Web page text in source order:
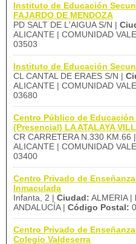
Instituto de Educación
FAJARDO DE MENDOZA
PD SALT DE L'AIGUA S/N |
ALICANTE | COMUNIDAD
03503
Instituto de Educación
CL CANTAL DE ERAES S/N |
ALICANTE | COMUNIDAD
03680
Centro Público de
(Presencial) LA ATALAYA
CR CARRETERA N.330 KM.66 |
ALICANTE | COMUNIDAD
03400
Centro Privado de
Inmaculada
Infanta, 2 | Ciudad: ALMERIA |
ANDALUCÍA | Código Postal:
Centro Privado de
Colegio Valdeserra